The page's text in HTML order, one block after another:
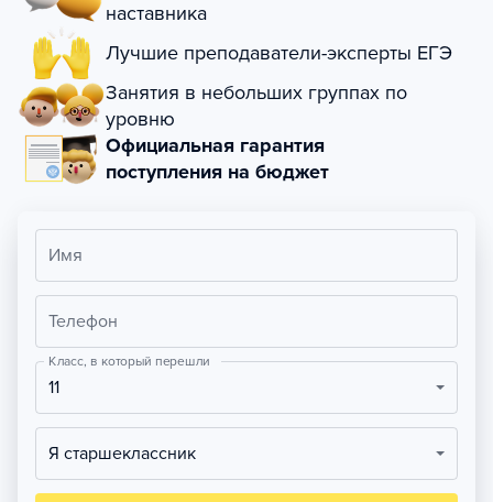
наставника
Лучшие преподаватели-эксперты ЕГЭ
Занятия в небольших группах по
уровню
Официальная гарантия
поступления на бюджет
Имя
Телефон
Класс, в который перешли
11
Я старшеклассник